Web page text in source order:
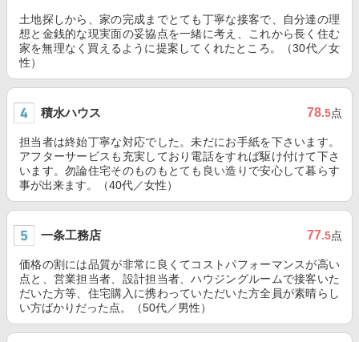
土地探しから、家の完成までとても丁寧な接客で、自分達の理
想と金銭的な現実面の妥協点を一緒に考え、これから長く住む
家を無理なく買えるように提案してくれたところ。（30代／女
性）
積水ハウス 78.5点
担当者は終始丁寧な対応でした。未だにお手紙を下さいます。
アフターサービスも充実しており電話をすれば駆け付けて下さ
います。勿論住宅そのものもとても良い造りで安心して暮らす
事が出来ます。（40代／女性）
一条工務店 77.5点
価格の割には品質が非常に良くてコストパフォーマンスが高い
点と、営業担当者、設計担当者、ハウジングルームで接客いた
だいた方等、住宅購入に携わっていただいた方全員が素晴らし
い方ばかりだった点。（50代／男性）